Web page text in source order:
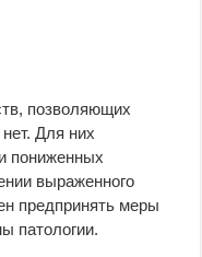
позволяющих
Для них
пониженных
выраженного
предпринять меры
патологии.